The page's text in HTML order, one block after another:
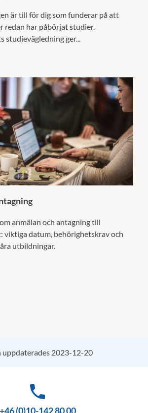
är till för dig som funderar på att
redan har påbörjat studier.
ger...
anmälan och antagning till
datum, behörighetskrav och
utbildningar.
uppdaterades 2023-12-20
phone
+46 (0)10-142 80 00